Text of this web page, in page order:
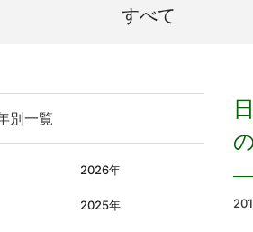
すべて
別一覧
2026年
2025年